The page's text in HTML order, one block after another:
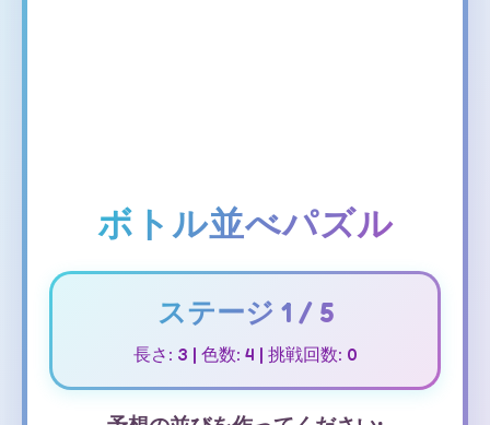
ボトル並べパズル
ステージ 1 / 5
長さ: 3 | 色数: 4 | 挑戦回数: 0